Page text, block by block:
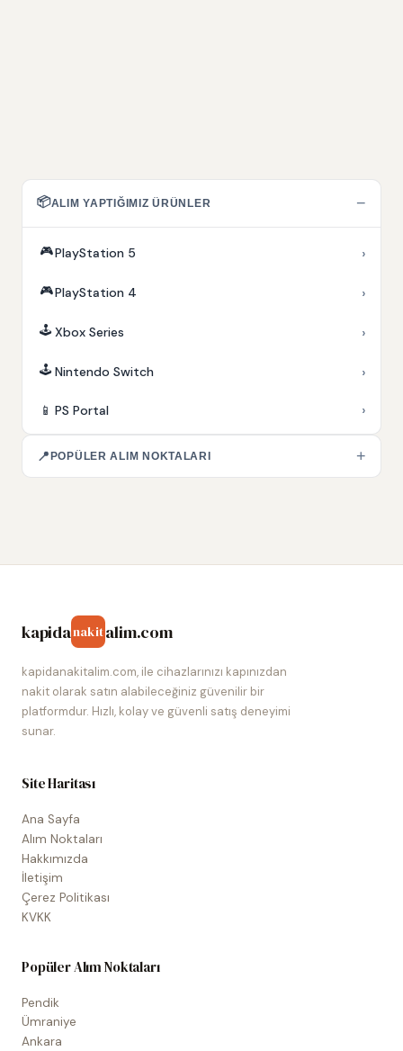
📦ALIM YAPTIĞIMIZ ÜRÜNLER −
🎮PlayStation 5 ›
🎮PlayStation 4 ›
🕹️ Xbox Series ›
🕹️ Nintendo Switch ›
📱 PS Portal ›
📍 POPÜLER ALIM NOKTALARI +
kapidanakitalim.com
kapidanakitalim.com, ile cihazlarınızı kapınızdan
nakit olarak satın alabileceğiniz güvenilir bir
platformdur. Hızlı, kolay ve güvenli satış deneyimi
sunar.
Site Haritası
Ana Sayfa
Alım Noktaları
Hakkımızda
İletişim
Çerez Politikası
KVKK
Popüler Alım Noktaları
Pendik
Ümraniye
Ankara